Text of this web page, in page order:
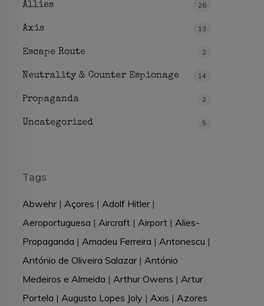
Allies 26
Axis 13
Escape Route 2
Neutrality & Counter Espionage 14
Propaganda 2
Uncategorized 5
Tags
Abwehr| Açores | Adolf Hitler|
Aeroportuguesa | Aircraft| Airport| Alies-
Propaganda | Amadeu Ferreira | Antonescu |
António de Oliveira Salazar| António
Medeiros e Almeida | Arthur Owens | Artur
Portela | Augusto Lopes Joly | Axis | Azores